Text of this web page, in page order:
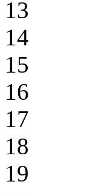
13
14
15
16
17
18
19